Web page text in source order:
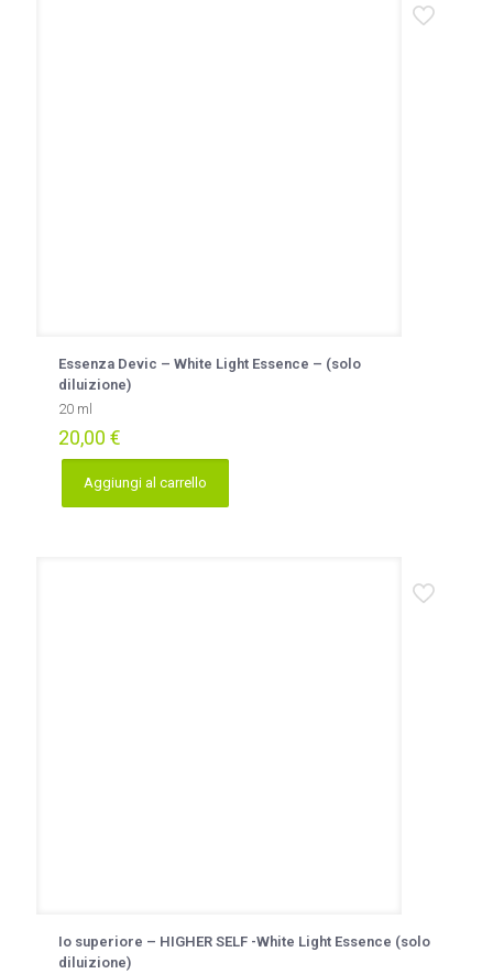
Essenza Devic – White Light Essence – (solo
diluizione)
20 ml
20,00 €
Aggiungi al carrello
Io superiore – HIGHER SELF -White Light Essence (solo
diluizione)